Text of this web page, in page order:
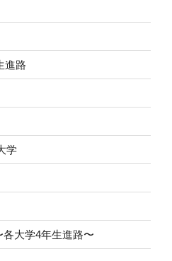
進路
学
大学4年生進路〜